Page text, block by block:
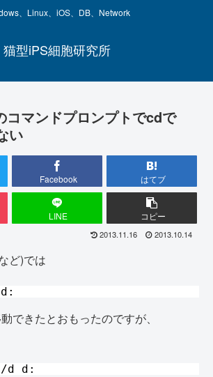
、Linux、iOS、DB、Network
猫型iPS細胞研究所
マンドプロンプトでcdで
い
Facebook はてブ
LINE コピー
2013.11.16 2013.10.14
ど)では
d:
できたとおもったのですが、
/d d: